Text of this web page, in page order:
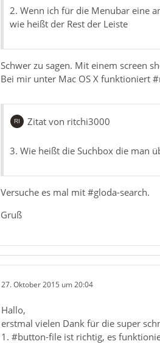
2. Wenn ich für die Menubar eine
wie heißt der Rest der Leiste
Schwer zu sagen. Mit einem screen
Bei mir unter Mac OS X funktioniert
Zitat von ritchi3000
3. Wie heißt die Suchbox die man
Versuche es mal mit #gloda-search.
Gruß
27. Oktober 2015 um 20:04
Hallo,
erstmal vielen Dank für die super
1. #button-file ist richtig, es